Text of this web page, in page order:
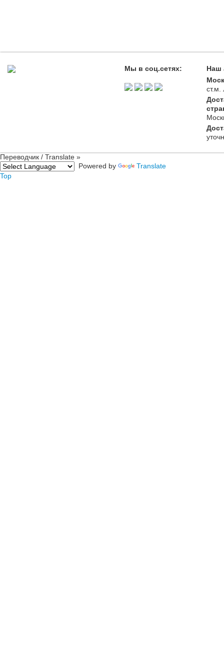
Мы в соц.сетях:
Наш
ст.м.
Переводчик / Translate »
Powered by
Translate
Top